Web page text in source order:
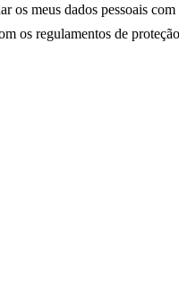
meus dados pessoais
os regulamentos de